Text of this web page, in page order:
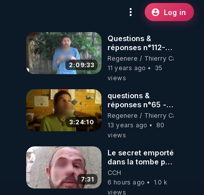
Log in
2:09:33
Questions &
réponses n°112-
www.regenere.org
Regenere / Thierry
11 years ago
35
views
3:24:10
questions &
réponses n°65 -
www.regenere.org
Regenere / Thierry
13 years ago
80
views
7:31
Le secret emporté
dans la tombe par
le Commandant
Cousteau le 25
juin 1997
CCH
6 hours ago
1.0 k
views